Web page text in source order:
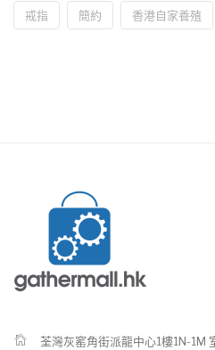
戒指 簡約 香港自家養殖
荃灣灰窰角街派龍中心1樓1N-1M